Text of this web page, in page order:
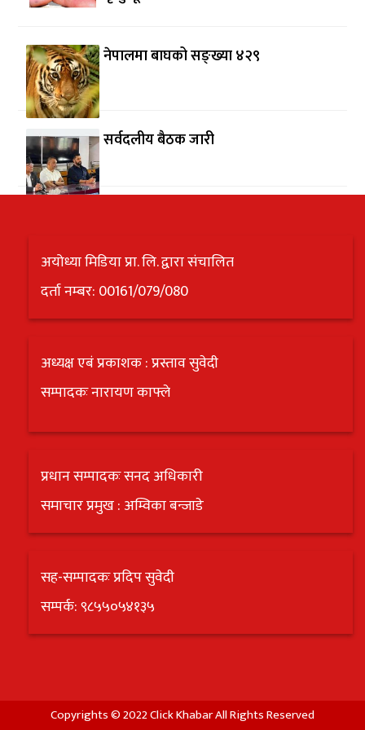
नेपालमा बाघको सङ्ख्या ४२९
सर्वदलीय बैठक जारी
अयोध्या मिडिया प्रा. लि. द्वारा संचालित
दर्ता नम्बर: 00161/079/080
अध्यक्ष एबं प्रकाशक : प्रस्ताव सुवेदी
सम्पादकः नारायण काफ्ले
प्रधान सम्पादकः सनद अधिकारी
समाचार प्रमुख : अम्विका बन्जाडे
सह-सम्पादकः प्रदिप सुवेदी
सम्पर्क: ९८५५०५४१३५
Copyrights © 2022 Click Khabar All Rights Reserved